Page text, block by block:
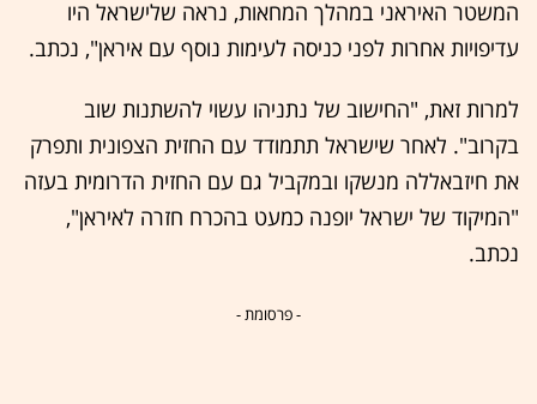
המשטר האיראני במהלך המחאות, נראה שלישראל היו
עדיפויות אחרות לפני כניסה לעימות נוסף עם איראן", נכתב.
למרות זאת, "החישוב של נתניהו עשוי להשתנות שוב
בקרוב". לאחר שישראל תתמודד עם החזית הצפונית ותפרק
את חיזבאללה מנשקו ובמקביל גם עם החזית הדרומית בעזה
"המיקוד של ישראל יופנה כמעט בהכרח חזרה לאיראן",
נכתב.
- פרסומת -